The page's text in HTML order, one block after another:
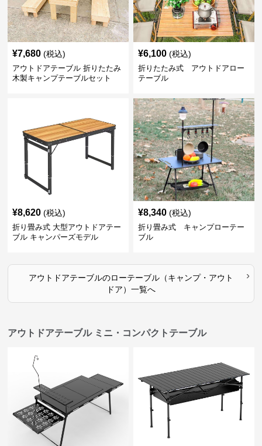
¥7,680 (税込)
アウトドアテーブル 折りたたみ
木製キャンプテーブルセット
¥6,100 (税込)
折りたたみ式 アウトドアロー
テーブル
¥8,620 (税込)
折り畳み式 大型アウトドアテー
ブル キャンパーズモデル
¥8,340 (税込)
折り畳み式 キャンプローテー
ブル
アウトドアテーブルのローテーブル（キャンプ・アウト
ドア） 一覧へ
›
アウトドアテーブル ミニ・コンパクトテーブル